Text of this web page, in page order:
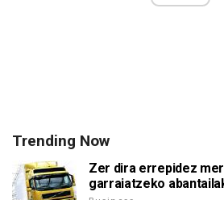
Trending Now
Zer dira errepidez
garraiatzeko